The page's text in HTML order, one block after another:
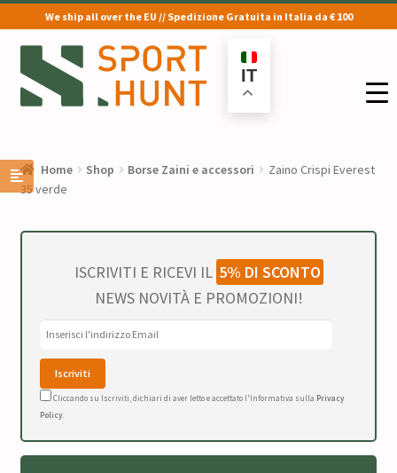
We ship all over the EU // Spedizione Gratuita in Italia da € 100
Vai
alla
navigazione
Vai
al
contenuto
IT
Home Shop Borse Zaini e accessori
Zaino Crispi Everest
35 verde
ISCRIVITI E RICEVI IL 5% DI SCONTO
NEWS NOVITÀ E PROMOZIONI!
Cliccando su Iscriviti, dichiari di aver letto e accettato l'Informativa sulla Privacy
Policy.